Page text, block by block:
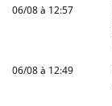
06/08 à 12:57
06/08 à 12:49